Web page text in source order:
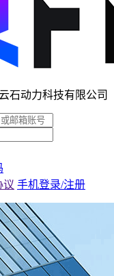
石动力科技有限公司
议 手机登录/注册